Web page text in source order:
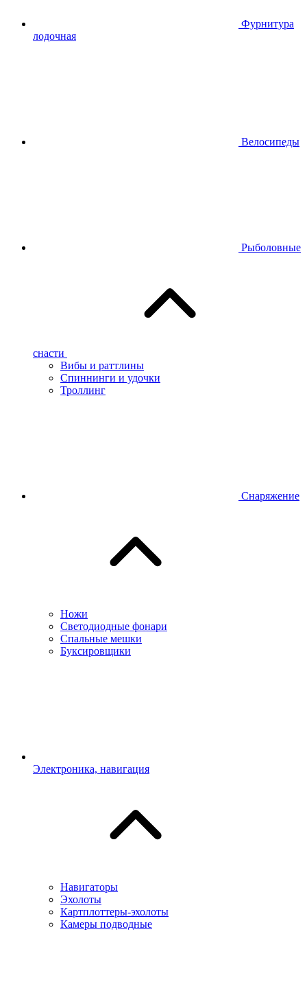
Фурнитура
лодочная
Велосипеды
Рыболовные
снасти
Вибы и раттлины
Спиннинги и удочки
Троллинг
Снаряжение
Ножи
Светодиодные фонари
Спальные мешки
Буксировщики
Электроника, навигация
Навигаторы
Эхолоты
Картплоттеры-эхолоты
Камеры подводные